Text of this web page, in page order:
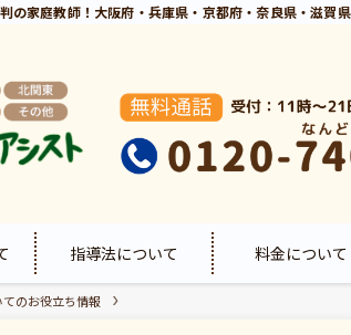
の家庭教師！大阪府・兵庫県・京都府・奈良県・滋
指導法について 料金について
のお役立ち情報